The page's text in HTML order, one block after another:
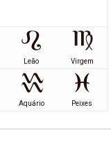
Leão Virgem
Aquário Peixes